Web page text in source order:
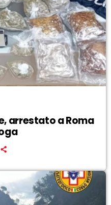
arrestato a Roma